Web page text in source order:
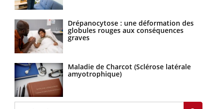
Drépanocytose : une déformation des
globules rouges aux conséquences
graves
Maladie de Charcot (Sclérose latérale
amyotrophique)